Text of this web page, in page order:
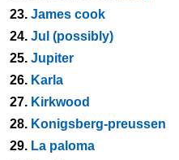
23. James cook
24. Jul (possibly)
25. Jupiter
26. Karla
27. Kirkwood
28. Konigsberg-preussen
29. La paloma